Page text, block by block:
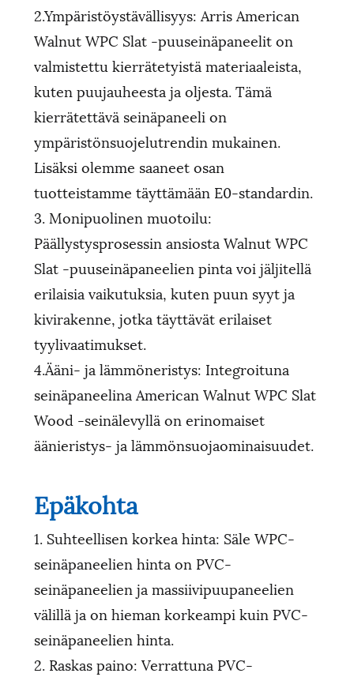
2.Ympäristöystävällisyys: Arris American
Walnut WPC Slat -puuseinäpaneelit on
valmistettu kierrätetyistä materiaaleista,
kuten puujauheesta ja oljesta. Tämä
kierrätettävä seinäpaneeli on
ympäristönsuojelutrendin mukainen.
Lisäksi olemme saaneet osan
tuotteistamme täyttämään E0-standardin.
3. Monipuolinen muotoilu:
Päällystysprosessin ansiosta Walnut WPC
Slat -puuseinäpaneelien pinta voi jäljitellä
erilaisia ​​​​vaikutuksia, kuten puun syyt ja
kivirakenne, jotka täyttävät erilaiset
tyylivaatimukset.
4.Ääni- ja lämmöneristys: Integroituna
seinäpaneelina American Walnut WPC Slat
Wood -seinälevyllä on erinomaiset
äänieristys- ja lämmönsuojaominaisuudet.
Epäkohta
1. Suhteellisen korkea hinta: Säle WPC-
seinäpaneelien hinta on PVC-
seinäpaneelien ja massiivipuupaneelien
välillä ja on hieman korkeampi kuin PVC-
seinäpaneelien hinta.
2. Raskas paino: Verrattuna PVC-